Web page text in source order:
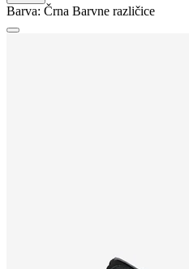
Barva: Črna Barvne različice